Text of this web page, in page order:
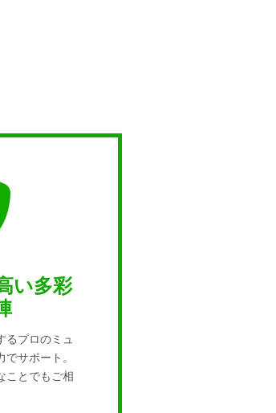
い多彩
るプロのミュ
サポート。
ことでもご相